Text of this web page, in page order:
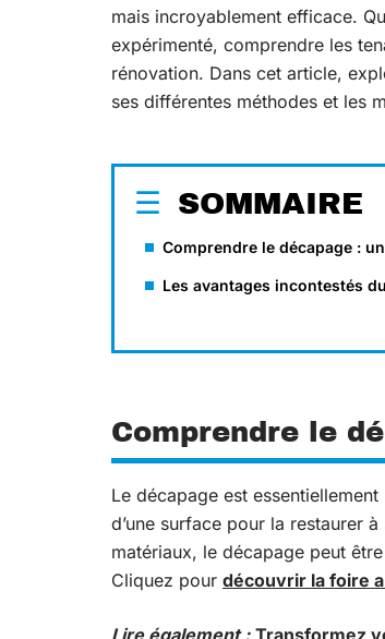
mais incroyablement efficace.
expérimenté, comprendre les
rénovation. Dans cet article,
ses différentes méthodes et les
SOMMAIRE
Comprendre le décapage :
Les avantages incontestés
Comprendre le
Le décapage est
d’une surface pour la restaurer
matériaux, le décapage peut
Cliquez pour découvrir la foire
Lire également : Transformez